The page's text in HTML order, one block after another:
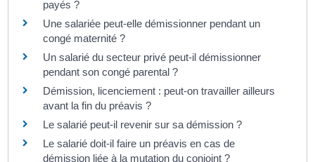
payés ?
Une salariée peut-elle démissionner pendant un
congé maternité ?
Un salarié du secteur privé peut-il démissionner
pendant son congé parental ?
Démission, licenciement : peut-on travailler ailleurs
avant la fin du préavis ?
Le salarié peut-il revenir sur sa démission ?
Le salarié doit-il faire un préavis en cas de
démission liée à la mutation du conjoint ?